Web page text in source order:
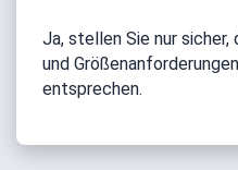
Ja, stellen Sie nur
und
entsprechen.